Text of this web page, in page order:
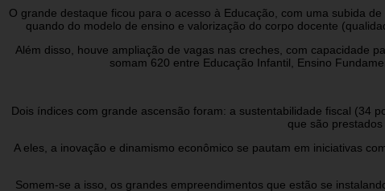
O grande destaque ficou para o acesso à Educação, com uma subida
quando do modelo de ensino e valorização do corpo docente
Além disso, houve ampliação de vagas nas creches, com capacidade
somam 620 entre Educação Infantil, Ensino
Dois índices com grande ascensão foram: a sustentabilidade fiscal (34
que são
A eles, a inovação e dinamismo econômico se pautam em iniciativas
Somem-se a isso, os grandes empreendimentos que estão se